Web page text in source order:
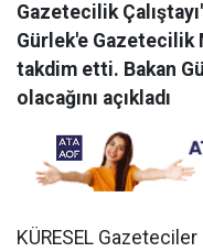
Gazetecilik
Gürlek'e Gazetecilik
takdim etti. Bakan
olacağını açıkladı
KÜRESEL